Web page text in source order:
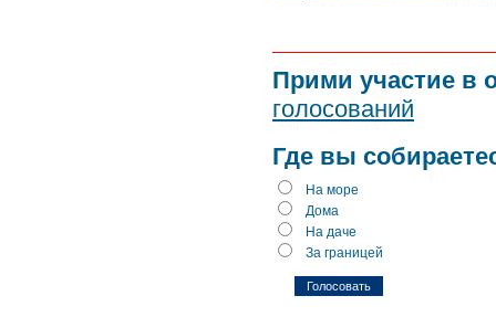
Прими участие в
голосований
Где вы
На море
Дома
На даче
За границей